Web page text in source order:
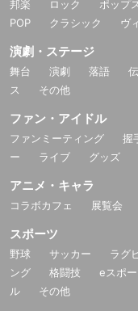
邦楽 ロック ポップ
POP
クラシック ヴ
演劇・ステージ
舞台 演劇 落語
ス
その他
ファン・アイドル
ファンミーティング 握
ー
ライブ グッズ
アニメ・キャラ
コラボカフェ 展覧会
スポーツ
野球 サッカー ラグ
ング
格闘技 eスポ
ル
その他